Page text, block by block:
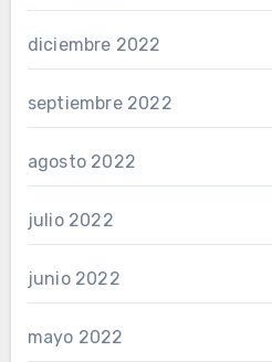
diciembre 2022
septiembre 2022
agosto 2022
julio 2022
junio 2022
mayo 2022